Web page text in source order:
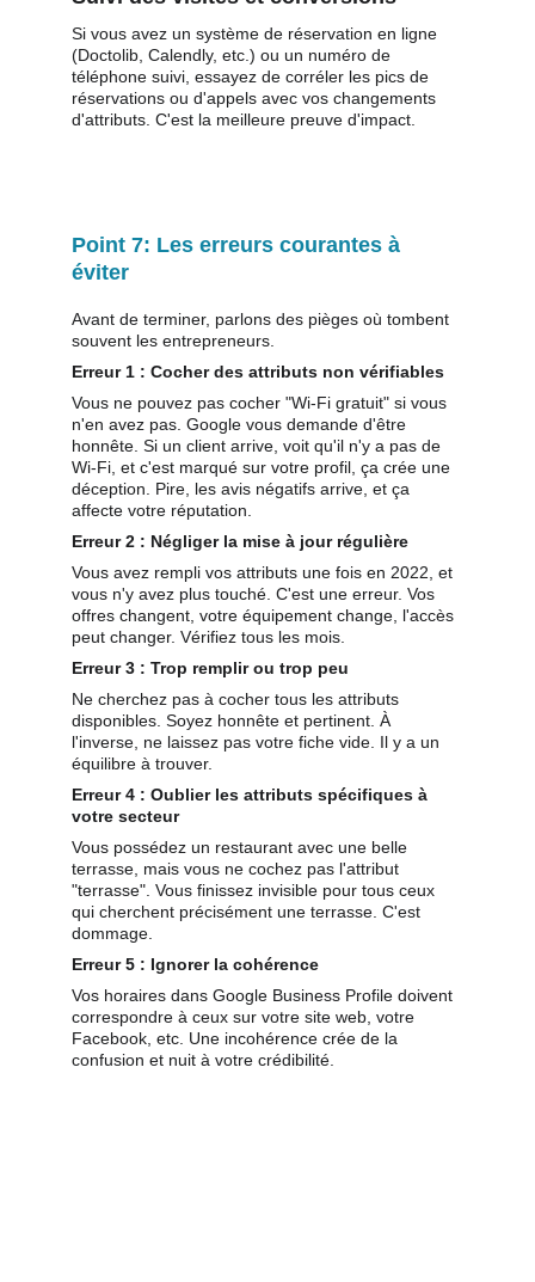
Si vous avez un système de réservation en ligne
(Doctolib, Calendly, etc.) ou un numéro de
téléphone suivi, essayez de corréler les pics de
réservations ou d'appels avec vos changements
d'attributs. C'est la meilleure preuve d'impact.
Point 7: Les erreurs courantes à
éviter
Avant de terminer, parlons des pièges où tombent
souvent les entrepreneurs.
Erreur 1 : Cocher des attributs non vérifiables
Vous ne pouvez pas cocher "Wi-Fi gratuit" si vous
n'en avez pas. Google vous demande d'être
honnête. Si un client arrive, voit qu'il n'y a pas de
Wi-Fi, et c'est marqué sur votre profil, ça crée une
déception. Pire, les avis négatifs arrive, et ça
affecte votre réputation.
Erreur 2 : Négliger la mise à jour régulière
Vous avez rempli vos attributs une fois en 2022, et
vous n'y avez plus touché. C'est une erreur. Vos
offres changent, votre équipement change, l'accès
peut changer. Vérifiez tous les mois.
Erreur 3 : Trop remplir ou trop peu
Ne cherchez pas à cocher tous les attributs
disponibles. Soyez honnête et pertinent. À
l'inverse, ne laissez pas votre fiche vide. Il y a un
équilibre à trouver.
Erreur 4 : Oublier les attributs spécifiques à
votre secteur
Vous possédez un restaurant avec une belle
terrasse, mais vous ne cochez pas l'attribut
"terrasse". Vous finissez invisible pour tous ceux
qui cherchent précisément une terrasse. C'est
dommage.
Erreur 5 : Ignorer la cohérence
Vos horaires dans Google Business Profile doivent
correspondre à ceux sur votre site web, votre
Facebook, etc. Une incohérence crée de la
confusion et nuit à votre crédibilité.